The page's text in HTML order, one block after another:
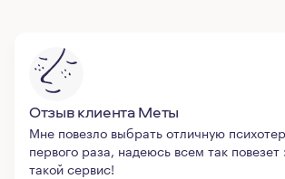
Отзыв клиента Меты
Мне повезло выбрать отличную
первого раза, надеюсь всем так
такой сервис!